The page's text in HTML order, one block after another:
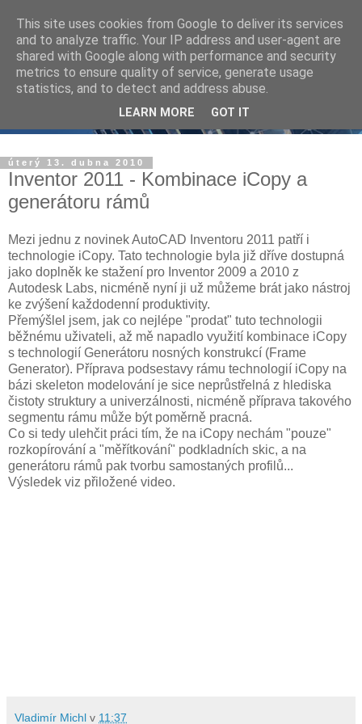
úterý 13. dubna 2010
Inventor 2011 - Kombinace iCopy a
generátoru rámů
Mezi jednu z novinek AutoCAD Inventoru 2011 patří i
technologie iCopy. Tato technologie byla již dříve dostupná
jako doplněk ke stažení pro Inventor 2009 a 2010 z
Autodesk Labs, nicméně nyní ji už můžeme brát jako nástroj
ke zvýšení každodenní produktivity.
Přemýšlel jsem, jak co nejlépe "prodat" tuto technologii
běžnému uživateli, až mě napadlo využití kombinace iCopy
s technologií Generátoru nosných konstrukcí (Frame
Generator). Příprava podsestavy rámu technologií iCopy na
bázi skeleton modelování je sice neprůstřelná z hlediska
čistoty struktury a univerzálnosti, nicméně příprava takového
segmentu rámu může být poměrně pracná.
Co si tedy ulehčit práci tím, že na iCopy nechám "pouze"
rozkopírování a "měřítkování" podkladních skic, a na
generátoru rámů pak tvorbu samostaných profilů...
Výsledek viz přiložené video.
Vladimír Michl v 11:37
This site uses cookies from Google to deliver its services
and to analyze traffic. Your IP address and user-agent are
shared with Google along with performance and security
metrics to ensure quality of service, generate usage
statistics, and to detect and address abuse.
LEARN MORE GOT IT